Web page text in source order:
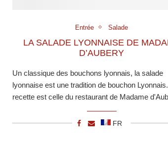
Entrée Salade
LA SALADE LYONNAISE DE
D’AUBERY
Un classique des bouchons lyonnais, la salade
lyonnaise est une tradition de bouchon
recette est celle du restaurant de Madame
FR